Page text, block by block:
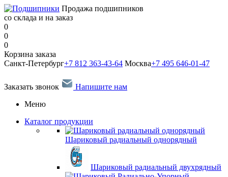
Продажа подшипников
со склада и на заказ
0
0
0
Корзина заказа
Санкт-Петербург+7 812 363-43-64 Москва+7 495 646-01-47
Заказать звонок
Напишите нам
Меню
Каталог продукции
Шариковый радиальный однорядный
Шариковый радиальный двухрядный